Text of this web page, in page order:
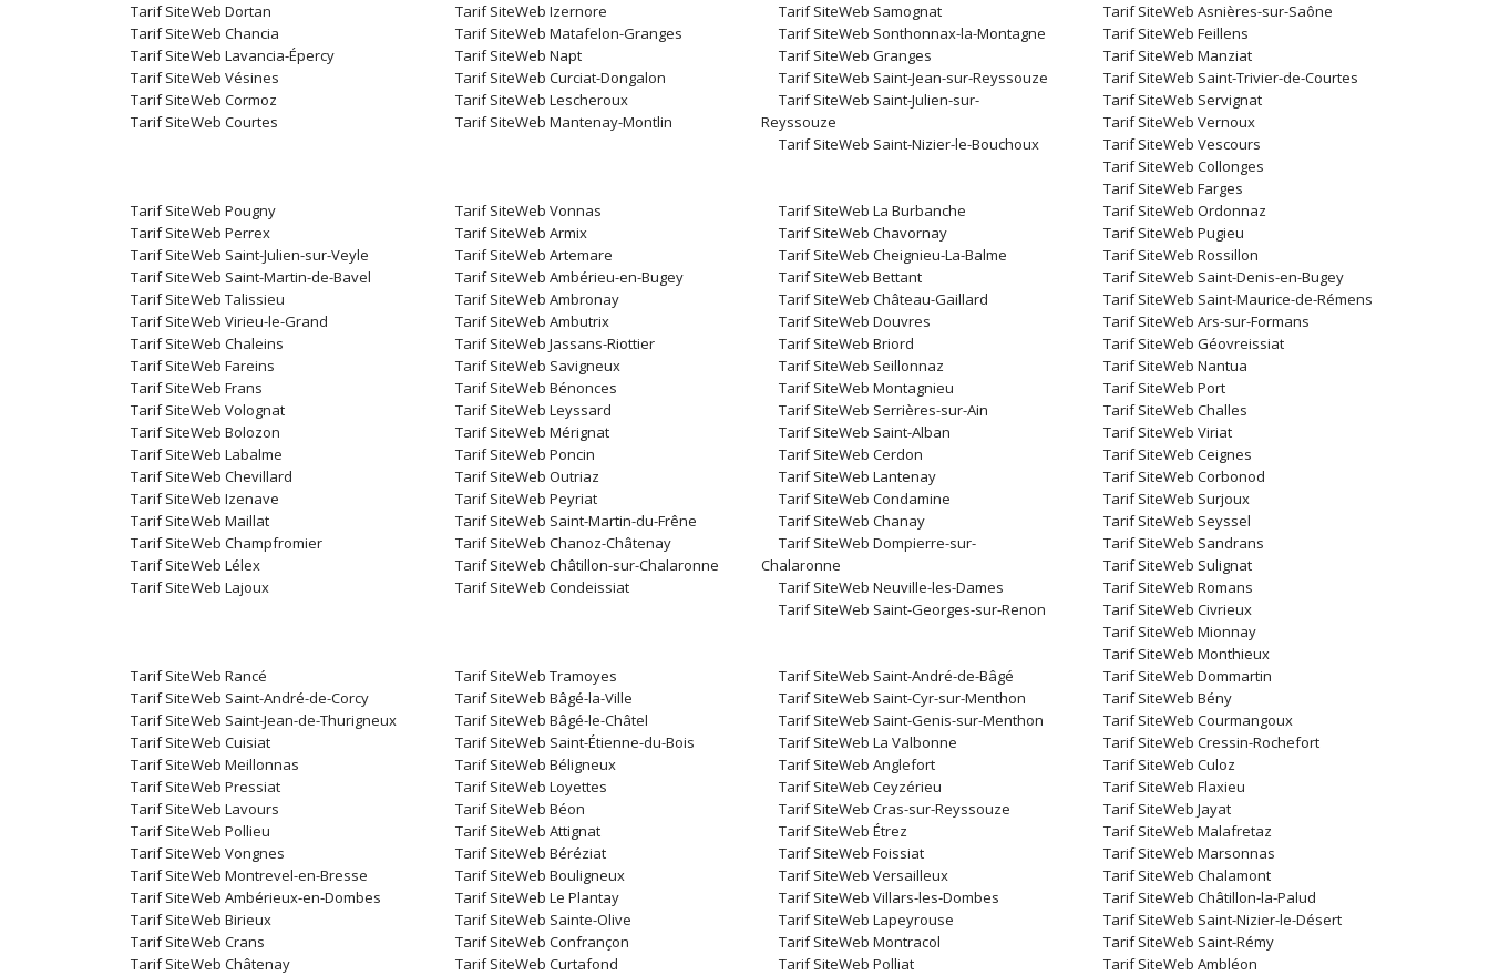
Tarif SiteWeb Dortan
Tarif SiteWeb Chancia
Tarif SiteWeb Lavancia-Épercy
Tarif SiteWeb Izernore
Tarif SiteWeb Matafelon-Granges
Tarif SiteWeb Napt
Tarif SiteWeb Samognat
Tarif SiteWeb Sonthonnax-la-Montagne
Tarif SiteWeb Granges
Tarif SiteWeb Asnières-sur-Saône
Tarif SiteWeb Feillens
Tarif SiteWeb Manziat
Tarif SiteWeb Vésines
Tarif SiteWeb Cormoz
Tarif SiteWeb Courtes
Tarif SiteWeb Curciat-Dongalon
Tarif SiteWeb Lescheroux
Tarif SiteWeb Mantenay-Montlin
Tarif SiteWeb Saint-Jean-sur-Reyssouze
Tarif SiteWeb Saint-Julien-sur-
Reyssouze
Tarif SiteWeb Saint-Nizier-le-Bouchoux
Tarif SiteWeb Saint-Trivier-de-Courtes
Tarif SiteWeb Servignat
Tarif SiteWeb Vernoux
Tarif SiteWeb Vescours
Tarif SiteWeb Collonges
Tarif SiteWeb Farges
Tarif SiteWeb Pougny
Tarif SiteWeb Perrex
Tarif SiteWeb Saint-Julien-sur-Veyle
Tarif SiteWeb Vonnas
Tarif SiteWeb Armix
Tarif SiteWeb Artemare
Tarif SiteWeb La Burbanche
Tarif SiteWeb Chavornay
Tarif SiteWeb Cheignieu-La-Balme
Tarif SiteWeb Ordonnaz
Tarif SiteWeb Pugieu
Tarif SiteWeb Rossillon
Tarif SiteWeb Saint-Martin-de-Bavel
Tarif SiteWeb Talissieu
Tarif SiteWeb Virieu-le-Grand
Tarif SiteWeb Ambérieu-en-Bugey
Tarif SiteWeb Ambronay
Tarif SiteWeb Ambutrix
Tarif SiteWeb Bettant
Tarif SiteWeb Château-Gaillard
Tarif SiteWeb Douvres
Tarif SiteWeb Saint-Denis-en-Bugey
Tarif SiteWeb Saint-Maurice-de-Rémens
Tarif SiteWeb Ars-sur-Formans
Tarif SiteWeb Chaleins
Tarif SiteWeb Fareins
Tarif SiteWeb Frans
Tarif SiteWeb Jassans-Riottier
Tarif SiteWeb Savigneux
Tarif SiteWeb Bénonces
Tarif SiteWeb Briord
Tarif SiteWeb Seillonnaz
Tarif SiteWeb Montagnieu
Tarif SiteWeb Géovreissiat
Tarif SiteWeb Nantua
Tarif SiteWeb Port
Tarif SiteWeb Volognat
Tarif SiteWeb Bolozon
Tarif SiteWeb Labalme
Tarif SiteWeb Leyssard
Tarif SiteWeb Mérignat
Tarif SiteWeb Poncin
Tarif SiteWeb Serrières-sur-Ain
Tarif SiteWeb Saint-Alban
Tarif SiteWeb Cerdon
Tarif SiteWeb Challes
Tarif SiteWeb Viriat
Tarif SiteWeb Ceignes
Tarif SiteWeb Chevillard
Tarif SiteWeb Izenave
Tarif SiteWeb Maillat
Tarif SiteWeb Outriaz
Tarif SiteWeb Peyriat
Tarif SiteWeb Saint-Martin-du-Frêne
Tarif SiteWeb Lantenay
Tarif SiteWeb Condamine
Tarif SiteWeb Chanay
Tarif SiteWeb Corbonod
Tarif SiteWeb Surjoux
Tarif SiteWeb Seyssel
Tarif SiteWeb Champfromier
Tarif SiteWeb Lélex
Tarif SiteWeb Lajoux
Tarif SiteWeb Chanoz-Châtenay
Tarif SiteWeb Châtillon-sur-Chalaronne
Tarif SiteWeb Condeissiat
Tarif SiteWeb Dompierre-sur-
Chalaronne
Tarif SiteWeb Neuville-les-Dames
Tarif SiteWeb Saint-Georges-sur-Renon
Tarif SiteWeb Sandrans
Tarif SiteWeb Sulignat
Tarif SiteWeb Romans
Tarif SiteWeb Civrieux
Tarif SiteWeb Mionnay
Tarif SiteWeb Monthieux
Tarif SiteWeb Rancé
Tarif SiteWeb Saint-André-de-Corcy
Tarif SiteWeb Saint-Jean-de-Thurigneux
Tarif SiteWeb Tramoyes
Tarif SiteWeb Bâgé-la-Ville
Tarif SiteWeb Bâgé-le-Châtel
Tarif SiteWeb Saint-André-de-Bâgé
Tarif SiteWeb Saint-Cyr-sur-Menthon
Tarif SiteWeb Saint-Genis-sur-Menthon
Tarif SiteWeb Dommartin
Tarif SiteWeb Bény
Tarif SiteWeb Courmangoux
Tarif SiteWeb Cuisiat
Tarif SiteWeb Meillonnas
Tarif SiteWeb Pressiat
Tarif SiteWeb Saint-Étienne-du-Bois
Tarif SiteWeb Béligneux
Tarif SiteWeb Loyettes
Tarif SiteWeb La Valbonne
Tarif SiteWeb Anglefort
Tarif SiteWeb Ceyzérieu
Tarif SiteWeb Cressin-Rochefort
Tarif SiteWeb Culoz
Tarif SiteWeb Flaxieu
Tarif SiteWeb Lavours
Tarif SiteWeb Pollieu
Tarif SiteWeb Vongnes
Tarif SiteWeb Béon
Tarif SiteWeb Attignat
Tarif SiteWeb Béréziat
Tarif SiteWeb Cras-sur-Reyssouze
Tarif SiteWeb Étrez
Tarif SiteWeb Foissiat
Tarif SiteWeb Jayat
Tarif SiteWeb Malafretaz
Tarif SiteWeb Marsonnas
Tarif SiteWeb Montrevel-en-Bresse
Tarif SiteWeb Ambérieux-en-Dombes
Tarif SiteWeb Birieux
Tarif SiteWeb Bouligneux
Tarif SiteWeb Le Plantay
Tarif SiteWeb Sainte-Olive
Tarif SiteWeb Versailleux
Tarif SiteWeb Villars-les-Dombes
Tarif SiteWeb Lapeyrouse
Tarif SiteWeb Chalamont
Tarif SiteWeb Châtillon-la-Palud
Tarif SiteWeb Saint-Nizier-le-Désert
Tarif SiteWeb Crans
Tarif SiteWeb Châtenay
Tarif SiteWeb Confrançon
Tarif SiteWeb Curtafond
Tarif SiteWeb Montracol
Tarif SiteWeb Polliat
Tarif SiteWeb Saint-Rémy
Tarif SiteWeb Ambléon